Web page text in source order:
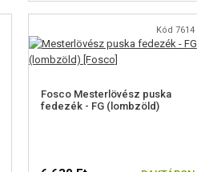
Kód 7614
Fosco Mesterlövész puska
fedezék - FG (lombzöld)